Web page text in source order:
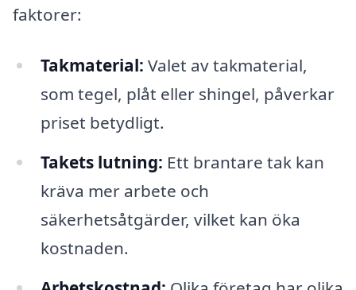
faktorer:
Takmaterial: Valet av takmaterial,
som tegel, plåt eller shingel, påverkar
priset betydligt.
Takets lutning: Ett brantare tak kan
kräva mer arbete och
säkerhetsåtgärder, vilket kan öka
kostnaden.